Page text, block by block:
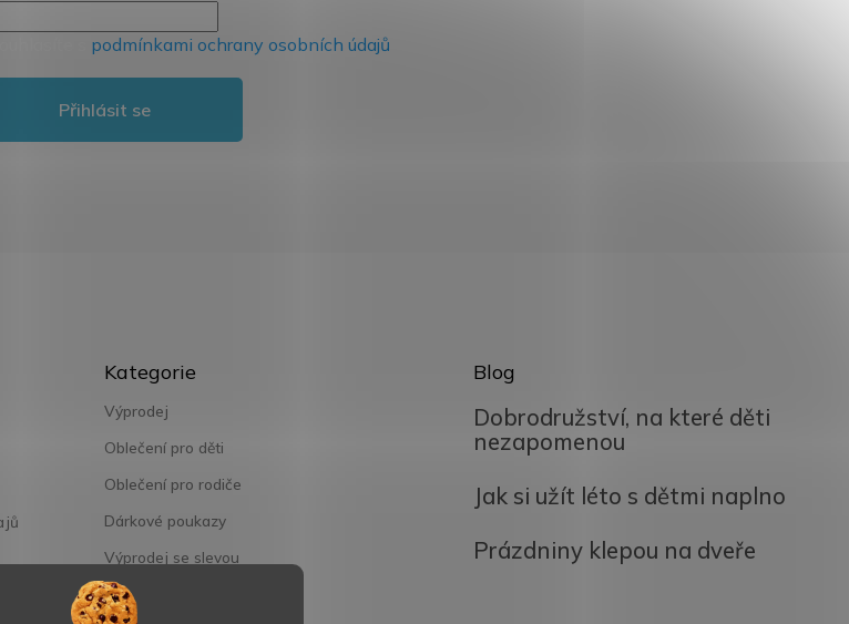
podmínkami ochrany osobních údajů
Přihlásit se
kategorie
Kategorie
Výprodej
Oblečení pro děti
Oblečení pro rodiče
Dárkové poukazy
Výprodej se slevou
Blog
Dobrodružství, na které děti
nezapomenou
Jak si užít léto s dětmi naplno
Prázdniny klepou na dveře